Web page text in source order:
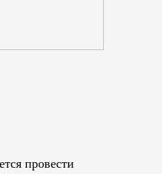
провести